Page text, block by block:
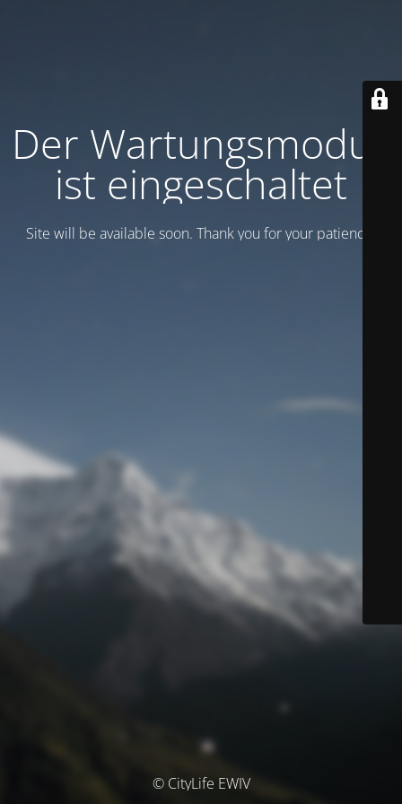
Der Wartungsmodus
ist eingeschaltet
Site will be available soon. Thank you for your patience!
© CityLife EWIV